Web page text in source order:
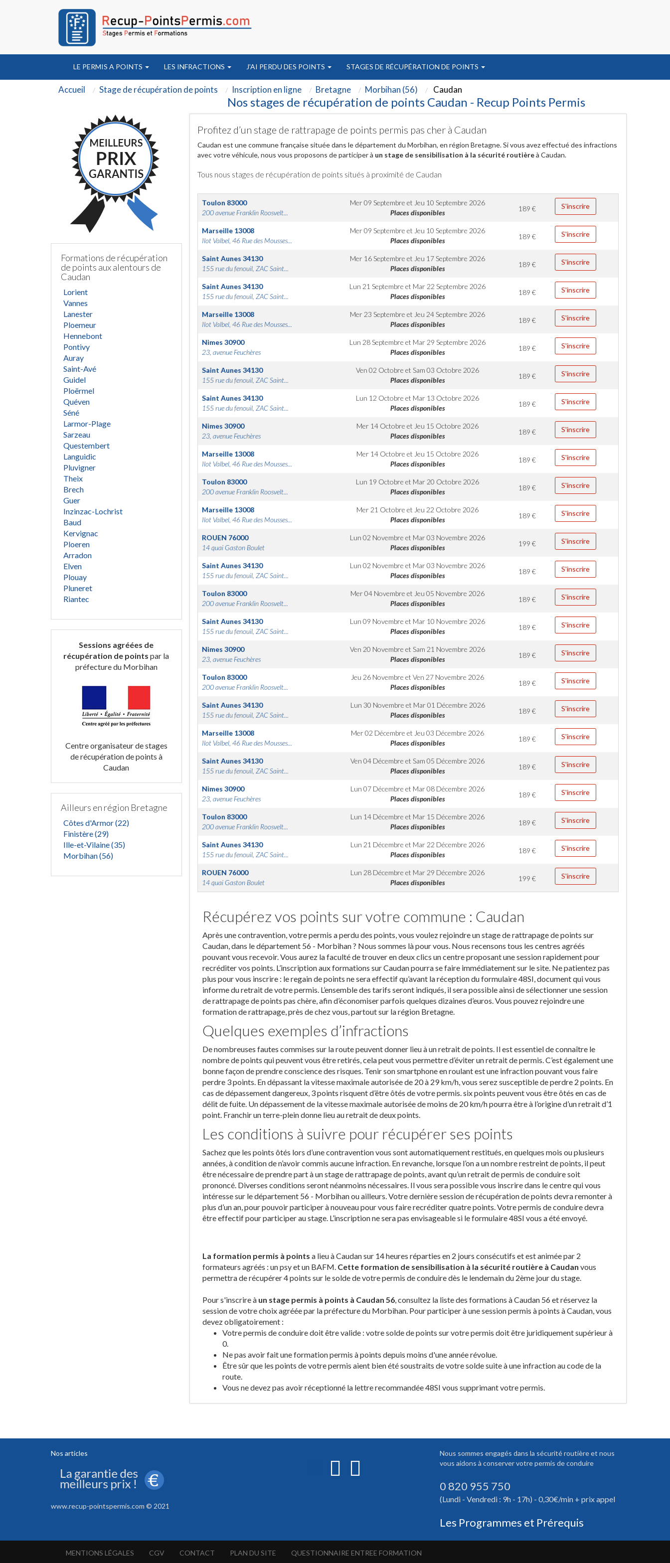
LE PERMIS A POINTS LES INFRACTIONS J'AI PERDU DES POINTS STAGES DE RÉCUPÉRATION DE POINTS
Accueil Stage de récupération de points Inscription en ligne Bretagne Morbihan (56) Caudan
Nos stages de récupération de points Caudan - Recup Points Permis
Formations de récupération
de points aux alentours de
Caudan
Lorient
Vannes
Lanester
Ploemeur
Hennebont
Pontivy
Auray
Saint-Avé
Guidel
Ploërmel
Quéven
Séné
Larmor-Plage
Sarzeau
Questembert
Languidic
Pluvigner
Theix
Brech
Guer
Inzinzac-Lochrist
Baud
Kervignac
Ploeren
Arradon
Elven
Plouay
Pluneret
Riantec
Sessions agréées de
récupération de points par la
préfecture du Morbihan
Centre organisateur de stages
de récupération de points à
Caudan
Ailleurs en région Bretagne
Côtes d'Armor (22)
Finistère (29)
Ille-et-Vilaine (35)
Morbihan (56)
Profitez d’un stage de rattrapage de points permis pas cher à Caudan
Caudan est une commune française située dans le département du Morbihan, en région Bretagne. Si vous avez effectué des infractions
avec votre véhicule, nous vous proposons de participer à un stage de sensibilisation à la sécurité routièreà Caudan.
Tous nous stages de récupération de points situés à proximité de Caudan
Toulon 83000
200 avenue Franklin Roosvelt...
Mer 09 Septembre et Jeu 10 Septembre 2026
Places disponibles
189€ S'inscrire
Marseille 13008
Ilot Valbel, 46 Rue des Mousses...
Mer 09 Septembre et Jeu 10 Septembre 2026
Places disponibles
189€ S'inscrire
Saint Aunes 34130
155 rue du fenouil, ZAC Saint...
Mer 16 Septembre et Jeu 17 Septembre 2026
Places disponibles
189€ S'inscrire
Saint Aunes 34130
155 rue du fenouil, ZAC Saint...
Lun 21 Septembre et Mar 22 Septembre 2026
Places disponibles
189€ S'inscrire
Marseille 13008
Ilot Valbel, 46 Rue des Mousses...
Mer 23 Septembre et Jeu 24 Septembre 2026
Places disponibles
189€ S'inscrire
Nimes 30900
23, avenue Feuchères
Lun 28 Septembre et Mar 29 Septembre 2026
Places disponibles
189€ S'inscrire
Saint Aunes 34130
155 rue du fenouil, ZAC Saint...
Ven 02 Octobre etSam 03 Octobre 2026
Places disponibles
189€ S'inscrire
Saint Aunes 34130
155 rue du fenouil, ZAC Saint...
Lun 12 Octobre et Mar 13 Octobre 2026
Places disponibles
189€ S'inscrire
Nimes 30900
23, avenue Feuchères
Mer 14 Octobre et Jeu 15 Octobre 2026
Places disponibles
189€ S'inscrire
Marseille 13008
Ilot Valbel, 46 Rue des Mousses...
Mer 14 Octobre et Jeu 15 Octobre 2026
Places disponibles
189€ S'inscrire
Toulon 83000
200 avenue Franklin Roosvelt...
Lun 19 Octobre et Mar 20 Octobre 2026
Places disponibles
189€ S'inscrire
Marseille 13008
Ilot Valbel, 46 Rue des Mousses...
Mer 21 Octobre et Jeu 22 Octobre 2026
Places disponibles
189€ S'inscrire
ROUEN 76000
14 quai Gaston Boulet
Lun 02 Novembre et Mar 03 Novembre 2026
Places disponibles
199€ S'inscrire
Saint Aunes 34130
155 rue du fenouil, ZAC Saint...
Lun 02 Novembre et Mar 03 Novembre 2026
Places disponibles
189€ S'inscrire
Toulon 83000
200 avenue Franklin Roosvelt...
Mer 04 Novembre et Jeu 05 Novembre 2026
Places disponibles
189€ S'inscrire
Saint Aunes 34130
155 rue du fenouil, ZAC Saint...
Lun 09 Novembre et Mar 10 Novembre 2026
Places disponibles
189€ S'inscrire
Nimes 30900
23, avenue Feuchères
Ven 20 Novembre etSam 21 Novembre 2026
Places disponibles
189€ S'inscrire
Toulon 83000
200 avenue Franklin Roosvelt...
Jeu 26 Novembre etVen 27 Novembre 2026
Places disponibles
189€ S'inscrire
Saint Aunes 34130
155 rue du fenouil, ZAC Saint...
Lun 30 Novembre et Mar 01 Décembre 2026
Places disponibles
189€ S'inscrire
Marseille 13008
Ilot Valbel, 46 Rue des Mousses...
Mer 02 Décembre et Jeu 03 Décembre 2026
Places disponibles
189€ S'inscrire
Saint Aunes 34130
155 rue du fenouil, ZAC Saint...
Ven 04 Décembre etSam 05 Décembre 2026
Places disponibles
189€ S'inscrire
Nimes 30900
23, avenue Feuchères
Lun 07 Décembre et Mar 08 Décembre 2026
Places disponibles
189€ S'inscrire
Toulon 83000
200 avenue Franklin Roosvelt...
Lun 14 Décembre et Mar 15 Décembre 2026
Places disponibles
189€ S'inscrire
Saint Aunes 34130
155 rue du fenouil, ZAC Saint...
Lun 21 Décembre et Mar 22 Décembre 2026
Places disponibles
189€ S'inscrire
ROUEN 76000
14 quai Gaston Boulet
Lun 28 Décembre et Mar 29 Décembre 2026
Places disponibles
199€ S'inscrire
Récupérez vos points sur votre commune : Caudan
Après une contravention, votre permis a perdu des points, vous voulez rejoindre un stage de rattrapage de points sur
Caudan, dans le département 56 - Morbihan ? Nous sommes là pour vous. Nous recensons tous les centres agréés
pouvant vous recevoir. Vous aurez la faculté de trouver en deux clics un centre proposant une session rapidement pour
recréditer vos points. L’inscription aux formations sur Caudan pourra se faire immédiatement sur le site. Ne patientez pas
plus pour vous inscrire : le regain de points ne sera effectif qu’avant la réception du formulaire 48SI, document qui vous
informe du retrait de votre permis. L’ensemble des tarifs seront indiqués, il sera possible ainsi de sélectionner une session
de rattrapage de points pas chère, afin d’économiser parfois quelques dizaines d’euros. Vous pouvez rejoindre une
formation de rattrapage, près de chez vous, partout sur la région Bretagne.
Quelques exemples d’infractions
De nombreuses fautes commises sur la route peuvent donner lieu à un retrait de points. Il est essentiel de connaître le
nombre de points qui peuvent vous être retirés, cela peut vous permettre d’éviter un retrait de permis. C’est également une
bonne façon de prendre conscience des risques. Tenir son smartphone en roulant est une infraction pouvant vous faire
perdre 3 points. En dépassant la vitesse maximale autorisée de 20 à 29 km/h, vous serez susceptible de perdre 2 points. En
cas de dépassement dangereux, 3 points risquent d’être ôtés de votre permis. six points peuvent vous être ôtés en cas de
délit de fuite. Un dépassement de la vitesse maximale autorisée de moins de 20 km/h pourra être à l’origine d’un retrait d’1
point. Franchir un terre-plein donne lieu au retrait de deux points.
Les conditions à suivre pour récupérer ses points
Sachez que les points ôtés lors d’une contravention vous sont automatiquement restitués, en quelques mois ou plusieurs
années, à condition de n’avoir commis aucune infraction. En revanche, lorsque l’on a un nombre restreint de points, il peut
être nécessaire de prendre part à un stage de rattrapage de points, avant qu’un retrait de permis de conduire soit
prononcé. Diverses conditions seront néanmoins nécessaires. Il vous sera possible vous inscrire dans le centre qui vous
intéresse sur le département 56 - Morbihan ou ailleurs. Votre dernière session de récupération de points devra remonter à
plus d’un an, pour pouvoir participer à nouveau pour vous faire recréditer quatre points. Votre permis de conduire devra
être effectif pour participer au stage. L’inscription ne sera pas envisageable si le formulaire 48SI vous a été envoyé.
La formation permis à points a lieu à Caudan sur 14 heures réparties en 2 jours consécutifs et est animée par 2
formateurs agréés : un psy et un BAFM. Cette formation de sensibilisation à la sécurité routière à Caudan vous
permettra de récupérer 4 points sur le solde de votre permis de conduire dès le lendemain du 2ème jour du stage.
Pour s'inscrire à un stage permis à points à Caudan 56, consultez la liste des formations à Caudan 56 et réservez la
session de votre choix agréée par la préfecture du Morbihan. Pour participer à une session permis à points à Caudan, vous
devez obligatoirement :
Votre permis de conduire doit être valide : votre solde de points sur votre permis doit être juridiquement supérieur à
0.
Ne pas avoir fait une formation permis à points depuis moins d'une année révolue.
Être sûr que les points de votre permis aient bien été soustraits de votre solde suite à une infraction au code de la
route.
Vous ne devez pas avoir réceptionné la lettre recommandée 48SI vous supprimant votre permis.
Nos articles
www.recup-pointspermis.com © 2021
Nous sommes engagés dans la sécurité routière et nous
vous aidons à conserver votre permis de conduire
0 820 955 750
(Lundi - Vendredi : 9h - 17h) - 0,30€/min + prix appel
Les Programmes et Prérequis
MENTIONS LÉGALES CGV CONTACT PLAN DU SITE QUESTIONNAIRE ENTREE FORMATION